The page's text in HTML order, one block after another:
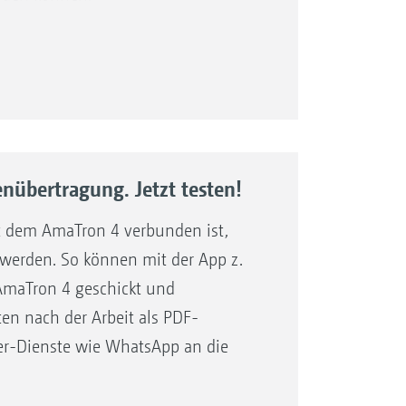
Stelle ausgeführt werden.
auch bei nachfolgenden
sich der Fahrer anhand der
gespeicherten Szenarien
per Fingerwisch
Parameter jederzeit im Blick
Import und Export von
Arbeitsmaschine und ihrer
Jetzt testen!
AmaTron 4 verbunden ist,
So können mit der App z.
4 geschickt und
nach der Arbeit als PDF-
Dienste wie WhatsApp an die